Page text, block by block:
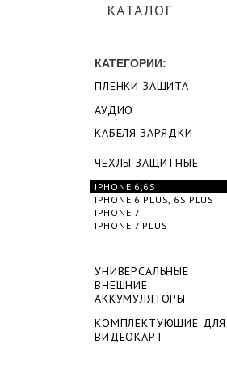
КАТАЛОГ
КАТЕГОРИИ:
ПЛЕНКИ ЗАЩИТА
АУДИО
КАБЕЛЯ ЗАРЯДКИ
ЧЕХЛЫ ЗАЩИТНЫЕ
IPHONE 6,6S
IPHONE 6 PLUS, 6S PLUS
IPHONE 7
IPHONE 7 PLUS
УНИВЕРСАЛЬНЫЕ
ВНЕШНИЕ
АККУМУЛЯТОРЫ
КОМПЛЕКТУЮЩИЕ ДЛЯ
ВИДЕОКАРТ